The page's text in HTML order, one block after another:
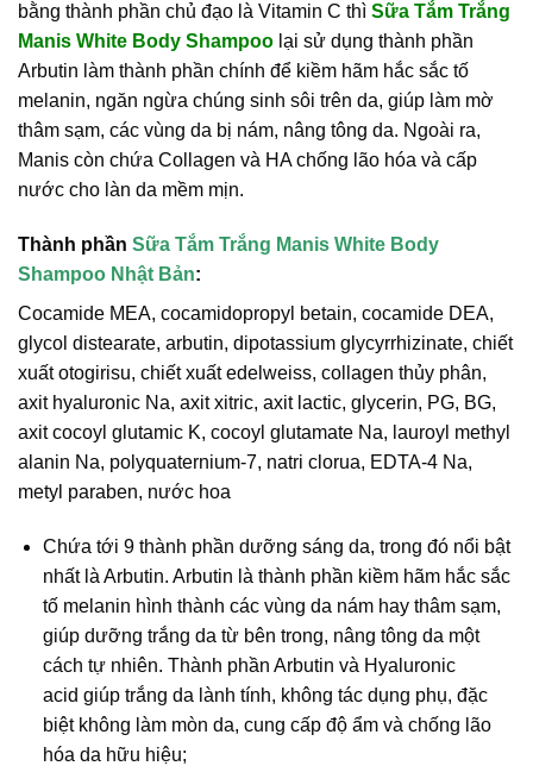
bằng thành phần chủ đạo là Vitamin C thì Sữa Tắm Trắng
Manis White Body Shampoo lại sử dụng thành phần
Arbutin làm thành phần chính để kiềm hãm hắc sắc tố
melanin, ngăn ngừa chúng sinh sôi trên da, giúp làm mờ
thâm sạm, các vùng da bị nám, nâng tông da. Ngoài ra,
Manis còn chứa Collagen và HA chống lão hóa và cấp
nước cho làn da mềm mịn.
Thành phần Sữa Tắm Trắng Manis White Body
Shampoo Nhật Bản:
Cocamide MEA, cocamidopropyl betain, cocamide DEA,
glycol distearate, arbutin, dipotassium glycyrrhizinate, chiết
xuất otogirisu, chiết xuất edelweiss, collagen thủy phân,
axit hyaluronic Na, axit xitric, axit lactic, glycerin, PG, BG,
axit cocoyl glutamic K, cocoyl glutamate Na, lauroyl methyl
alanin Na, polyquaternium-7, natri clorua, EDTA-4 Na,
metyl paraben, nước hoa
Chứa tới 9 thành phần dưỡng sáng da, trong đó nổi bật
nhất là Arbutin. Arbutin là thành phần kiềm hãm hắc sắc
tố melanin hình thành các vùng da nám hay thâm sạm,
giúp dưỡng trắng da từ bên trong, nâng tông da một
cách tự nhiên. Thành phần Arbutin và Hyaluronic
acid giúp trắng da lành tính, không tác dụng phụ, đặc
biệt không làm mòn da, cung cấp độ ẩm và chống lão
hóa da hữu hiệu;